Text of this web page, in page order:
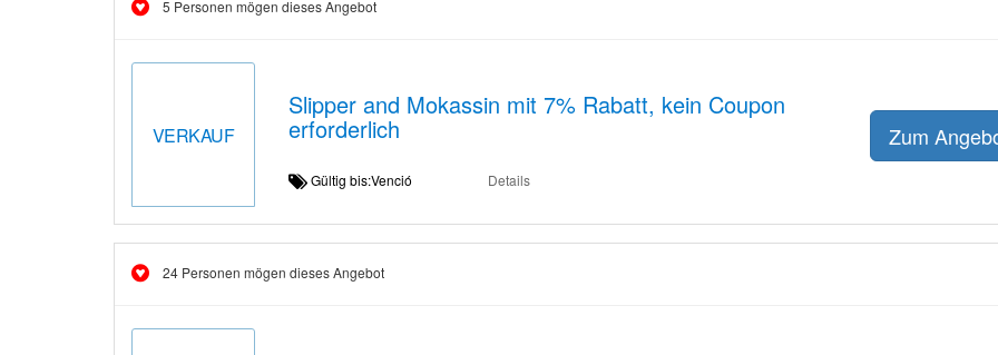
5 Personen mögen dieses Angebot
VERKAUF
Slipper and Mokassin mit 7% Rabatt, kein Coupon
erforderlich
Gültig bis:Venció Details
Zum
24 Personen mögen dieses Angebot